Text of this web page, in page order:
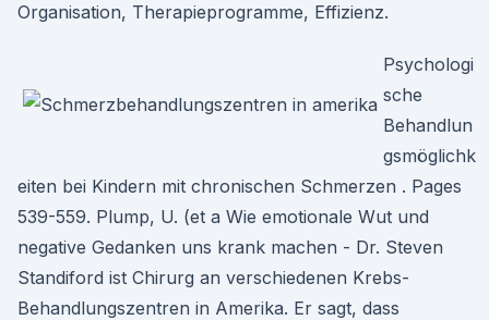
Organisation, Therapieprogramme, Effizienz.
Psychologi
sche
Behandlun
gsmöglichk
eiten bei Kindern mit chronischen Schmerzen . Pages
539-559. Plump, U. (et a Wie emotionale Wut und
negative Gedanken uns krank machen - Dr. Steven
Standiford ist Chirurg an verschiedenen Krebs-
Behandlungszentren in Amerika. Er sagt, dass